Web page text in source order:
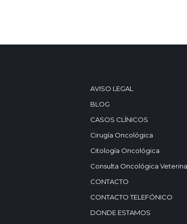
AVISO LEGAL
BLOG
CASOS CLÍNICOS
Cirugía Oncológica
Citología Oncológica
Consulta Oncológica
CONTACTO
CONTACTO TELEFÓNICO
DONDE ESTAMOS